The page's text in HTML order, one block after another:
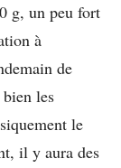
g, un peu fort
à
de
les
le
il y aura des